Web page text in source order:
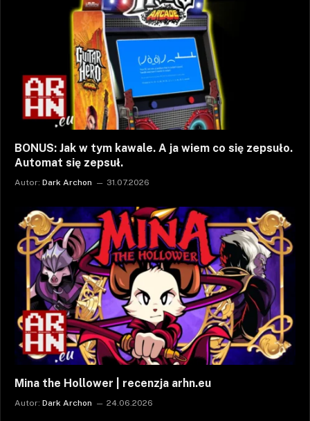
BONUS: Jak w tym kawale. A ja wiem co się zepsuło.
Automat się zepsuł.
Autor: Dark Archon 31.07.2026
Mina the Hollower | recenzja arhn.eu
Autor: Dark Archon 24.06.2026